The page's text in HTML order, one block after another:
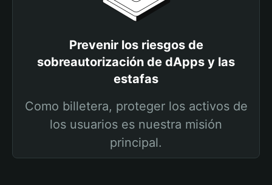
Prevenir los riesgos de
sobreautorización de dApps y las
estafas
Como billetera, proteger los activos de
los usuarios es nuestra misión
principal.